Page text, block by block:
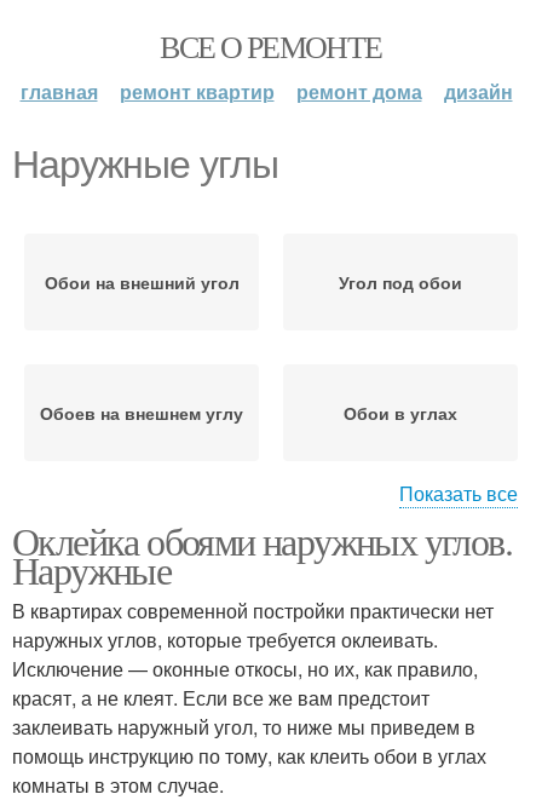
ВСЕ О РЕМОНТЕ
главная ремонт квартир ремонт дома дизайн
Наружные углы
Обои на внешний угол Угол под обои
Обоев на внешнем углу Обои в углах
Внешний угол
Показать все
Оклейка обоями наружных углов.
Наружные
В квартирах современной постройки практически нет
наружных углов, которые требуется оклеивать.
Исключение — оконные откосы, но их, как правило,
красят, а не клеят. Если все же вам предстоит
заклеивать наружный угол, то ниже мы приведем в
помощь инструкцию по тому, как клеить обои в углах
комнаты в этом случае.